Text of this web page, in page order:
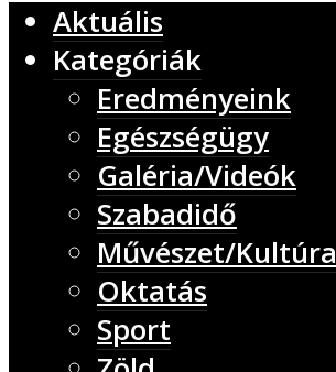
Aktuális
Kategóriák
Eredményeink
Egészségügy
Galéria/Videók
Szabadidő
Művészet/Kultúra
Oktatás
Sport